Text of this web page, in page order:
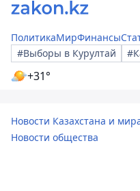
ПолитикаМирФинансы
#Выборы в Курултай
+31°
Новости Казахстана и
Новости общества